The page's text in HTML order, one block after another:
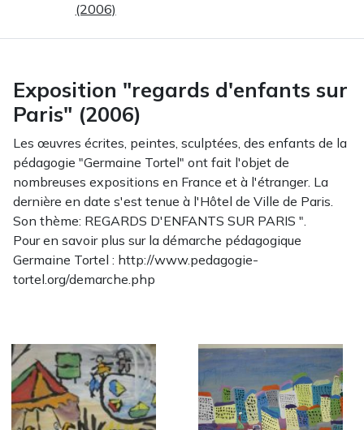
(2006)
Exposition "regards d'enfants sur
Paris" (2006)
Les œuvres écrites, peintes, sculptées, des enfants de la
pédagogie "Germaine Tortel" ont fait l'objet de
nombreuses expositions en France et à l'étranger. La
dernière en date s'est tenue à l'Hôtel de Ville de Paris.
Son thème: REGARDS D'ENFANTS SUR PARIS ".
Pour en savoir plus sur la démarche pédagogique
Germaine Tortel : http://www.pedagogie-
tortel.org/demarche.php